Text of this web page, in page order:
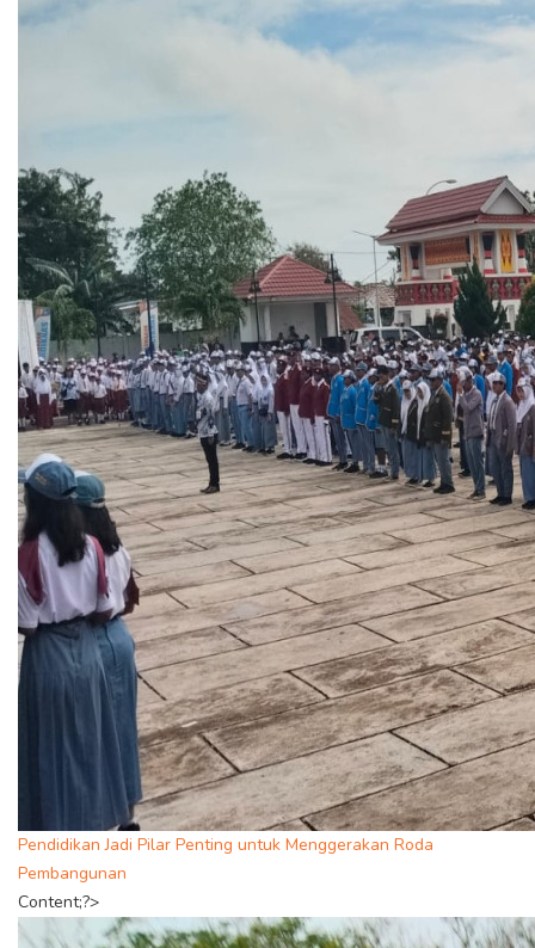
Pendidikan Jadi Pilar Penting untuk Menggerakan Roda
Pembangunan
Content;?>